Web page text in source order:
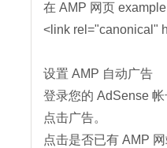
在 AMP 网页
<link rel="canonical"
设置 AMP 自动广告
登录您的 AdSense 帐
点击广告。
点击是否已有 AMP 网